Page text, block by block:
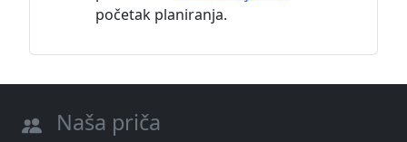
početak planiranja.
Naša priča